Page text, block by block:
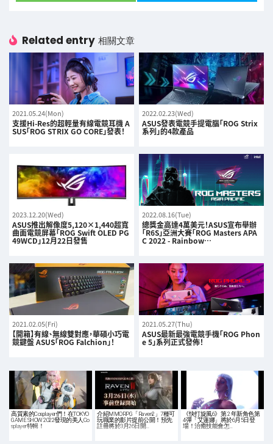
Related entry 相關文章
2021.05.24(Mon)
支援Hi-Res的超輕量有線電競耳機 A
SUS「ROG STRIX GO CORE」發表！
2022.02.23(Wed)
ASUS發表電競手提電腦「ROG Strix
系列」的4款產品
2023.12.20(Wed)
ASUS推出解像度5,120×1,440超寬
曲面電競屏幕「ROG Swift OLED PG
49WCD」12月22日發售
2022.08.16(Tue)
總獎金高達4萬美元！ASUS宣布舉辦
「R6S」亞洲大賽「ROG Masters APA
C 2022 - Rainbow…
2021.02.05(Fri)
【開箱】有線、無線雙對應，華碩小巧電
競鍵盤 ASUS「ROG Falchion」！
2021.05.27(Thu)
ASUS最新最強電競手機「ROG Phon
e 5」系列正式發佈！
高質素的Cosplayer們！在TOKYO
GAME SHOW 2022發現的美人Co
splayer特輯！
介紹MMORPG「Raven2」7種可
玩職業的影片提前公開！預先
註冊將於3月26日開…
《快打旋風6》第 2 年新角色第
4彈「艾蓮娜」將於6月5日登
場！治癒技能會怎…